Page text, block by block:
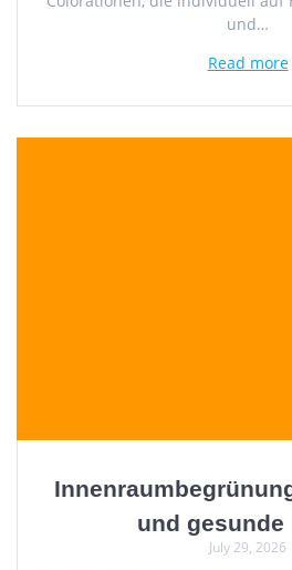
und…
Read more
und gesunde
July 29, 2026